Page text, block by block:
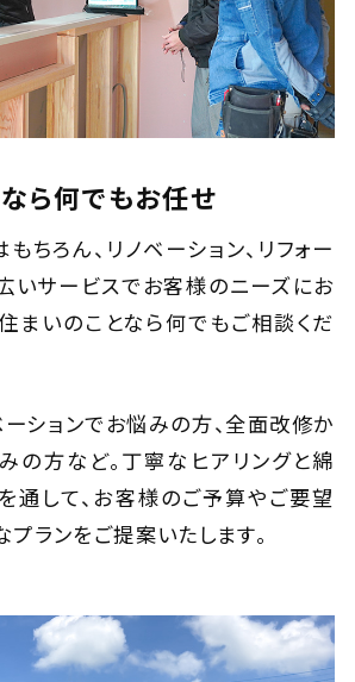
ら何でもお任せ
ちろん、リノベーション、リフォー
いサービスでお客様のニーズにお
まいのことなら何でもご相談くだ
ションでお悩みの方、全面改修か
の方など。丁寧なヒアリングと綿
通して、お客様のご予算やご要望
ランをご提案いたします。